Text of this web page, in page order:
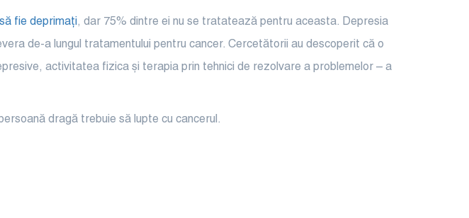
fie deprimați , dar 75% dintre ei nu se tratatează pentru aceasta. Depresia
de-a lungul tratamentului pentru cancer. Cercetătorii au descoperit că o
activitatea fizica și terapia prin tehnici de rezolvare a problemelor – a
dragă trebuie să lupte cu cancerul.